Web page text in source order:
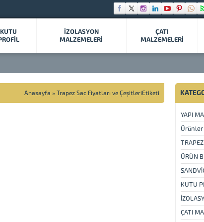
KUTU
İZOLASYON
MALZEMELERİ
ÇATI
MALZEMELERİ
Anasayfa » Trapez Sac Fiyatları ve ÇeşitleriEtiketi
YAPI
Ürünler
ÜRÜN
KUTU
ÇATI